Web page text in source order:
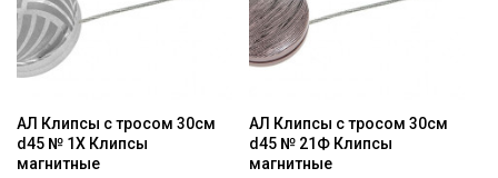
АЛ Клипсы с тросом 30см
d45 № 1Х Клипсы
магнитные
АЛ Клипсы с тросом 30см
d45 № 21Ф Клипсы
магнитные